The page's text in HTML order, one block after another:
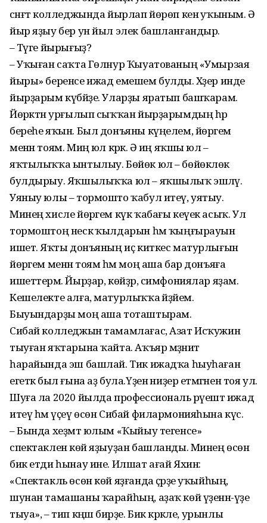
сәнғәт колледжында йырлап йөрөп кенә уҡыным. Ә
йыр яҙыу бер ун йыл элек башланғандыр.
– Тәүге йырығыҙ?
– Уҡыған саҡта Гөлнур Ҡыуатованың «Умырзая
йыры» беренсе ижад емешем булды. Хәҙер инде
йырҙарым күбәйҙе. Уларҙы яратып башҡарам.
Йөрәктән урғылып сыҡҡан йырҙарымдың һәр
береһе яҡын. Был донъяны күңелем, йөрәгем
менән тоям. Миңә юл кәрәк. Ә иң яҡшы юл –
яҡтылыҡҡа ынтылыу. Бөйөк юл – бөйөклөк
булдырыу. Яҡшылыҡҡа юл – яҡшылыҡ эшләү.
Уяныу юлы – тормошто ҡабул итеү, уятыу.
Минең хисле йөрәгем күк ҡабағы кеүек асыҡ. Ул
тормоштоң нескә ҡылдарын һәм ҡыңғырауын
ишетә. Яҡты донъяның иҫ киткес матурлығын
йөрәгем менән тоям һәм моң аша бар донъяға
ишеттерәм. Йырҙар, көйҙәр, симфониялар яҙам.
Кешелекте алға, матурлыҡҡа әйҙәйем.
Быуындарҙы моң аша тоташтырам.
Сибай колледжын тамамлағас, Азат Исҡужин
тыуған яҡтарына ҡайта. Аҡъяр мәҙәниәт
һарайында эш башлай. Тик ижадҡа һыуһаған
егеткә был ғына аҙ була.Үҙенә ниҙер етмәгәнен тоя ул.
Шуға ла 2020 йылда профессиональ рәүештә ижад
итеү һәм үҫеү өсөн Сибай филармонияһына күсә.
– Бында хеҙмәт юлым «Ҡыйыу тегенсе»
спектакленә көй яҙыуҙан башланды. Минең өсөн
бик етди һынау ине. Илшат ағай Яхин:
«Спектакль өсөн көй яҙғанда әҫәрҙе уҡыйһың,
шунан тамашаны ҡарайһың, аҙаҡ көй үҙенән-үҙе
тыуа», – тип кәңәш бирҙе. Бик кәрәкле, урынлы